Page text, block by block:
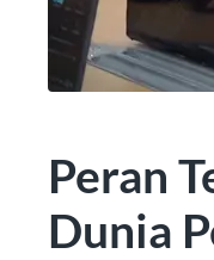
Peran
Dunia